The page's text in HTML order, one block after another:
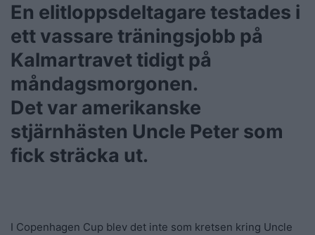
En elitloppsdeltagare testades i
ett vassare träningsjobb på
Kalmartravet tidigt på
måndagsmorgonen.
Det var amerikanske
stjärnhästen Uncle Peter som
fick sträcka ut.
I Copenhagen Cup blev det inte som kretsen kring Uncle